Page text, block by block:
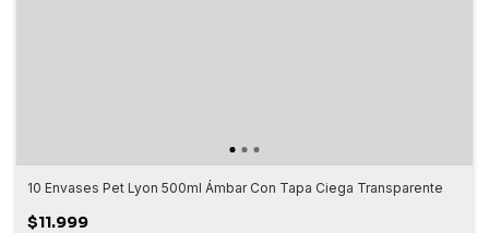
10 Envases Pet Lyon 500ml Ámbar Con Tapa Ciega Transparente
$11.999